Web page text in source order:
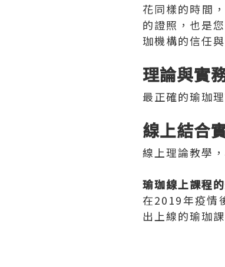
花同樣的時間
的證照，也是
珈機構的信任
理論與實
最正確的瑜珈
線上結合
線上理論教學
瑜珈線上課程
在2019年疫情
出上線的瑜珈